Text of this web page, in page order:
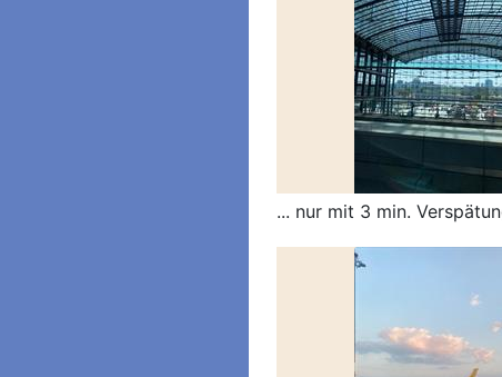
... nur mit 3 min.